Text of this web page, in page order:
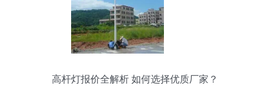
高杆灯报价全解析 如何选择优质厂家？